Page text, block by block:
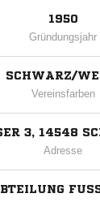
1950
Gründungsjahr
SCHWARZ/
Vereinsfarben
3, 14548
Adresse